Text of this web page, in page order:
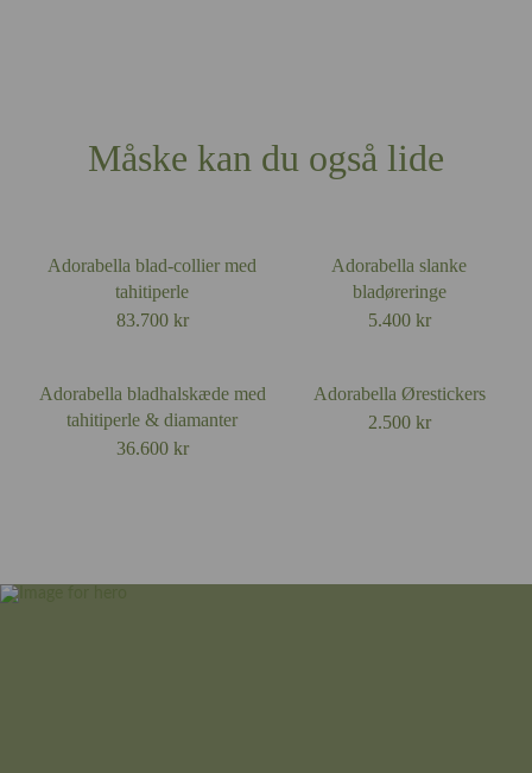
Måske kan du også lide
Adorabella blad-collier med
tahitiperle
83.700 kr
Adorabella slanke
bladøreringe
5.400 kr
Adorabella bladhalskæde med
tahitiperle & diamanter
36.600 kr
Adorabella Ørestickers
2.500 kr